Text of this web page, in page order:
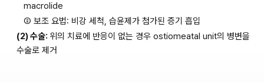
macrolide
② 보조 요법: 비강 세척, 습윤제가 첨가된 증기 흡입
(2) 수술: 위의 치료에 반응이 없는 경우 ostiomeatal unit의 병변을
수술로 제거